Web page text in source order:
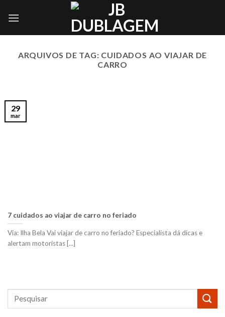
ARQUIVOS DE TAG: CUIDADOS AO VIAJAR DE
CARRO
7 cuidados ao viajar de carro no feriado
Via: Ilha Bela Vai viajar de carro no feriado? Especialista dá dicas e
alertam motoristas [...]
29
mar